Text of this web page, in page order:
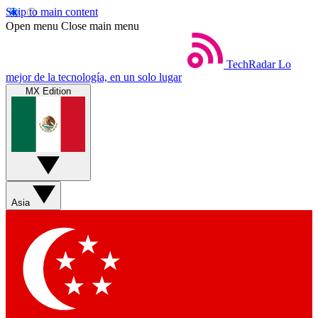
Skip to main content
Open menu Close main menu
TechRadar Lo
mejor de la tecnología, en un solo lugar
MX Edition
Asia